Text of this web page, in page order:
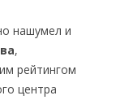
нашумел и
,
рейтингом
центра